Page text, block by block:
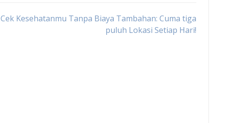
Cek Kesehatanmu Tanpa Biaya Tambahan: Cuma tiga
puluh Lokasi Setiap Hari!